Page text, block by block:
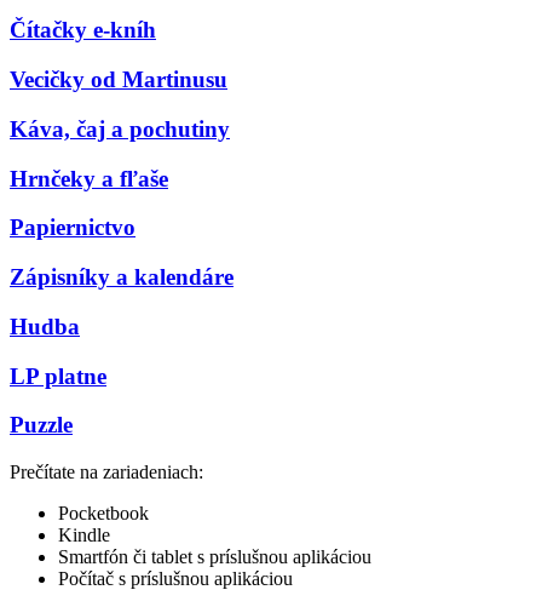
Čítačky e-kníh
Vecičky od Martinusu
Káva, čaj a pochutiny
Hrnčeky a fľaše
Papiernictvo
Zápisníky a kalendáre
Hudba
LP platne
Puzzle
Prečítate na zariadeniach:
Pocketbook
Kindle
Smartfón či tablet s príslušnou aplikáciou
Počítač s príslušnou aplikáciou